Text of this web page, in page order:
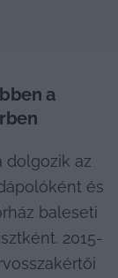
a
dolgozik az
és
baleseti
2015-